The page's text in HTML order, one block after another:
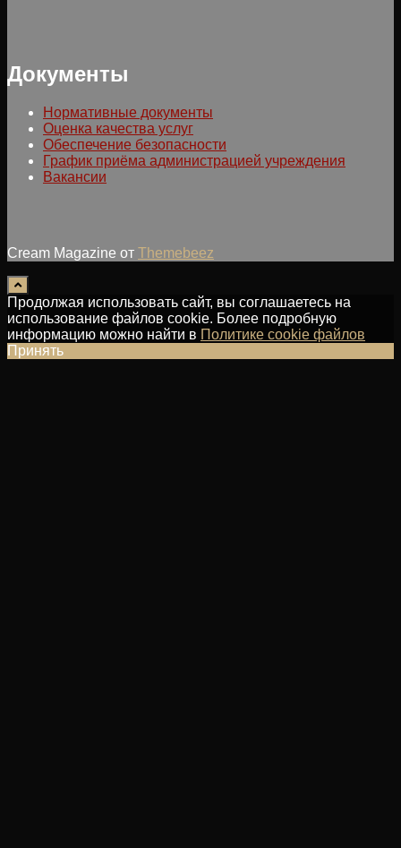
Документы
Нормативные документы
Оценка качества услуг
Обеспечение безопасности
График приёма администрацией учреждения
Вакансии
Cream Magazine от Themebeez
Продолжая использовать сайт, вы соглашаетесь на
использование файлов cookie. Более подробную
информацию можно найти в Политике cookie файлов
Принять